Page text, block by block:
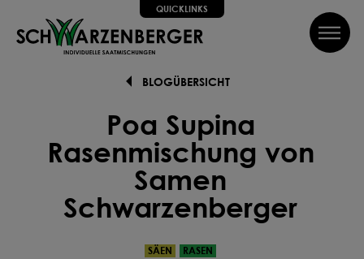
springen QUICKLINKS
BLOGÜBERSICHT
Poa Supina
Rasenmischung von
Samen
Schwarzenberger
SÄEN RASEN
SUCHE
Wir führen dich Schritt für Schritt durch alle Phasen bis hin
zum perfekten Ergebnis, von Profis mit Tipps, Videos und
vielem Mehr! Weiter geht's!
SAATGUT DÜNGEN
SCHÜTZEN